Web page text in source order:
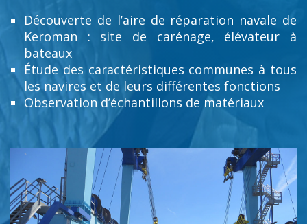
Découverte de l’aire de réparation navale de
Keroman : site de carénage, élévateur à
bateaux
Étude des caractéristiques communes à tous
les navires et de leurs différentes fonctions
Observation d’échantillons de matériaux